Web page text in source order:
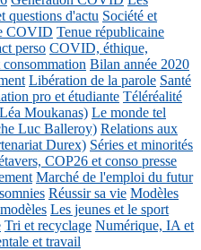
questions d'actu Société et
COVID Tenue républicaine
perso COVID, éthique,
Bilan année 2020
Libération de la parole Santé
pro et étudiante Téléréalité
Moukanas) Le monde tel
Luc Balleroy) Relations aux
Durex) Séries et minorités
COP26 et conso presse
Marché de l'emploi du futur
Réussir sa vie Modèles
Les jeunes et le sport
Tri et recyclage Numérique, IA et
et travail